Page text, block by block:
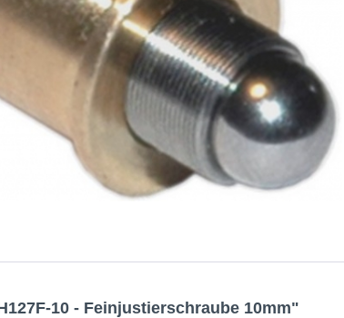
10 - Feinjustierschraube 10mm"